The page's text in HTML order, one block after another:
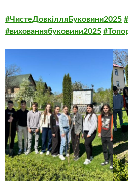
#ЧистеДовкілляБуковини2025
#вихованнябуковини2025